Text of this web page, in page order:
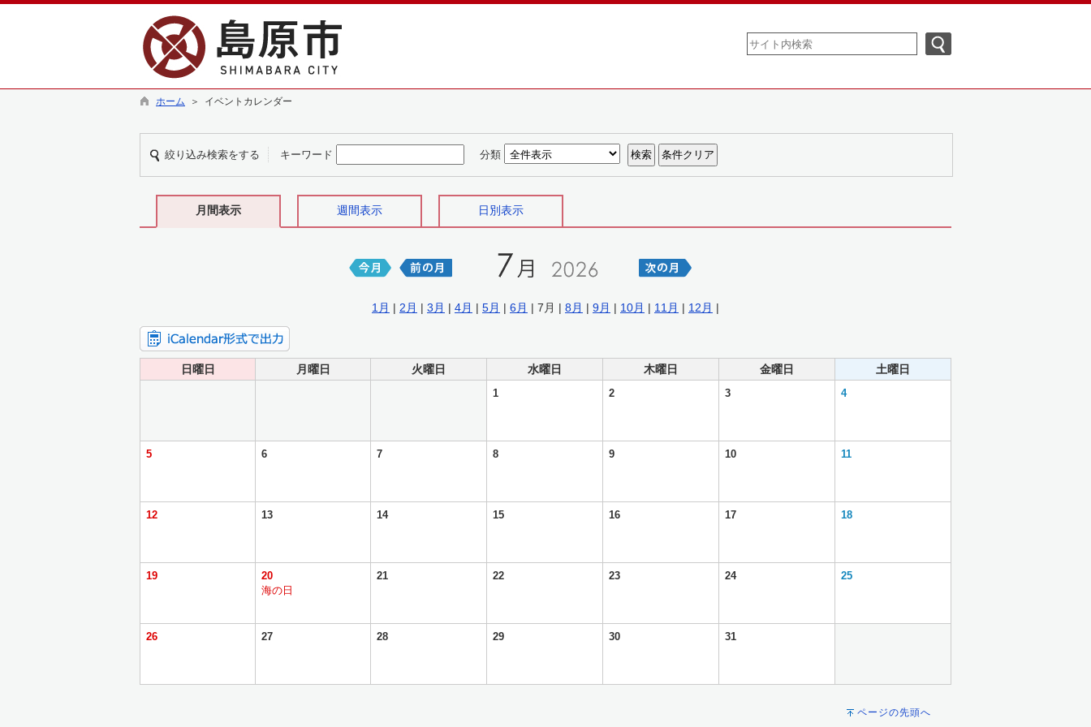
ホーム ＞ イベントカレンダー
絞り込み検索をする キーワード 分類
月間表示 週間表示 日別表示
1月 | 2月 | 3月 | 4月 | 5月 | 6月 | 7月 | 8月 | 9月 | 10月 | 11月 | 12月 |
日曜日 月曜日 火曜日 水曜日 木曜日 金曜日 土曜日
1 2 3 4
5 6 7 8 9 10 11
12 13 14 15 16 17 18
19
20
海の日
21 22 23 24 25
26 27 28 29 30 31
ページの先頭へ